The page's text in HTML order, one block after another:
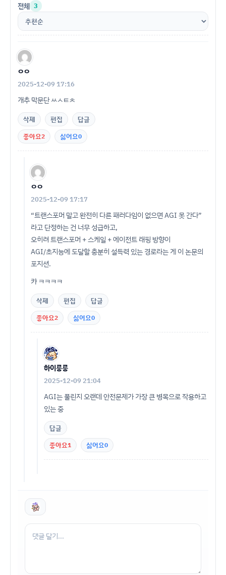
전체 3
ㅇㅇ
2025-12-09 17:16
개추 막문단 ㅆㅅㅌㅊ
삭제 편집
답글
좋아요2 싫어요0
ㅇㅇ
2025-12-09 17:17
“트랜스포머 말고 완전히 다른 패러다임이 없으면 AGI 못 간다”
라고 단정하는 건 너무 성급하고,
오히려 트랜스포머 + 스케일 + 에이전트 래핑 방향이
AGI/초지능에 도달할 충분히 설득력 있는 경로라는 게 이 논문의
포지션.
캬 ㅋㅋㅋㅋ
삭제 편집
답글
좋아요2 싫어요0
하이룽룽
2025-12-09 21:04
AGI는 풀린지 오랜데 안전문제가 가장 큰 병목으로 작용하고
있는 중
답글
좋아요1 싫어요0